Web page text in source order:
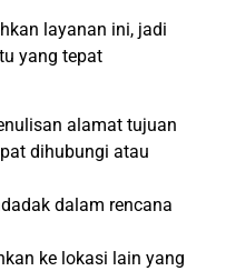
layanan ini, jadi
yang tepat
alamat tujuan
dihubungi atau
dalam rencana
ke lokasi lain yang